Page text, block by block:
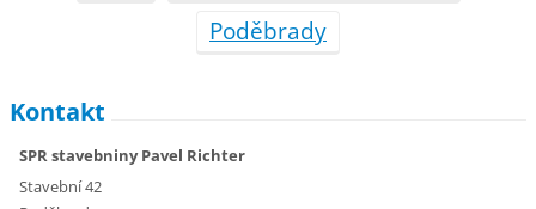
Poděbrady
Kontakt
SPR stavebniny Pavel Richter
Stavební 42